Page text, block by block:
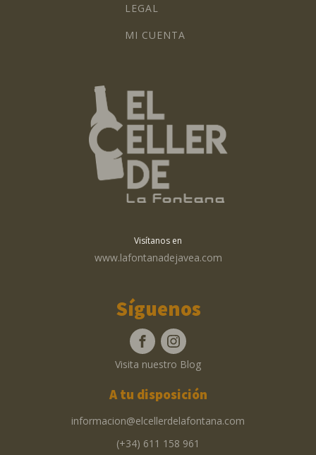
LEGAL
MI CUENTA
Visítanos en
www.lafontanadejavea.com
Síguenos
Visita nuestro Blog
A tu disposición
informacion@elcellerdelafontana.com
(+34) 611 158 961